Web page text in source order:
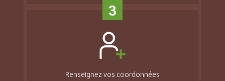
3
Renseignez vos coordonnées